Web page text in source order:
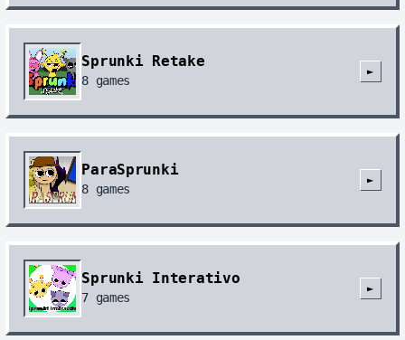
Sprunki Retake
8 games
►
ParaSprunki
8 games
►
Sprunki Interativo
7 games
►